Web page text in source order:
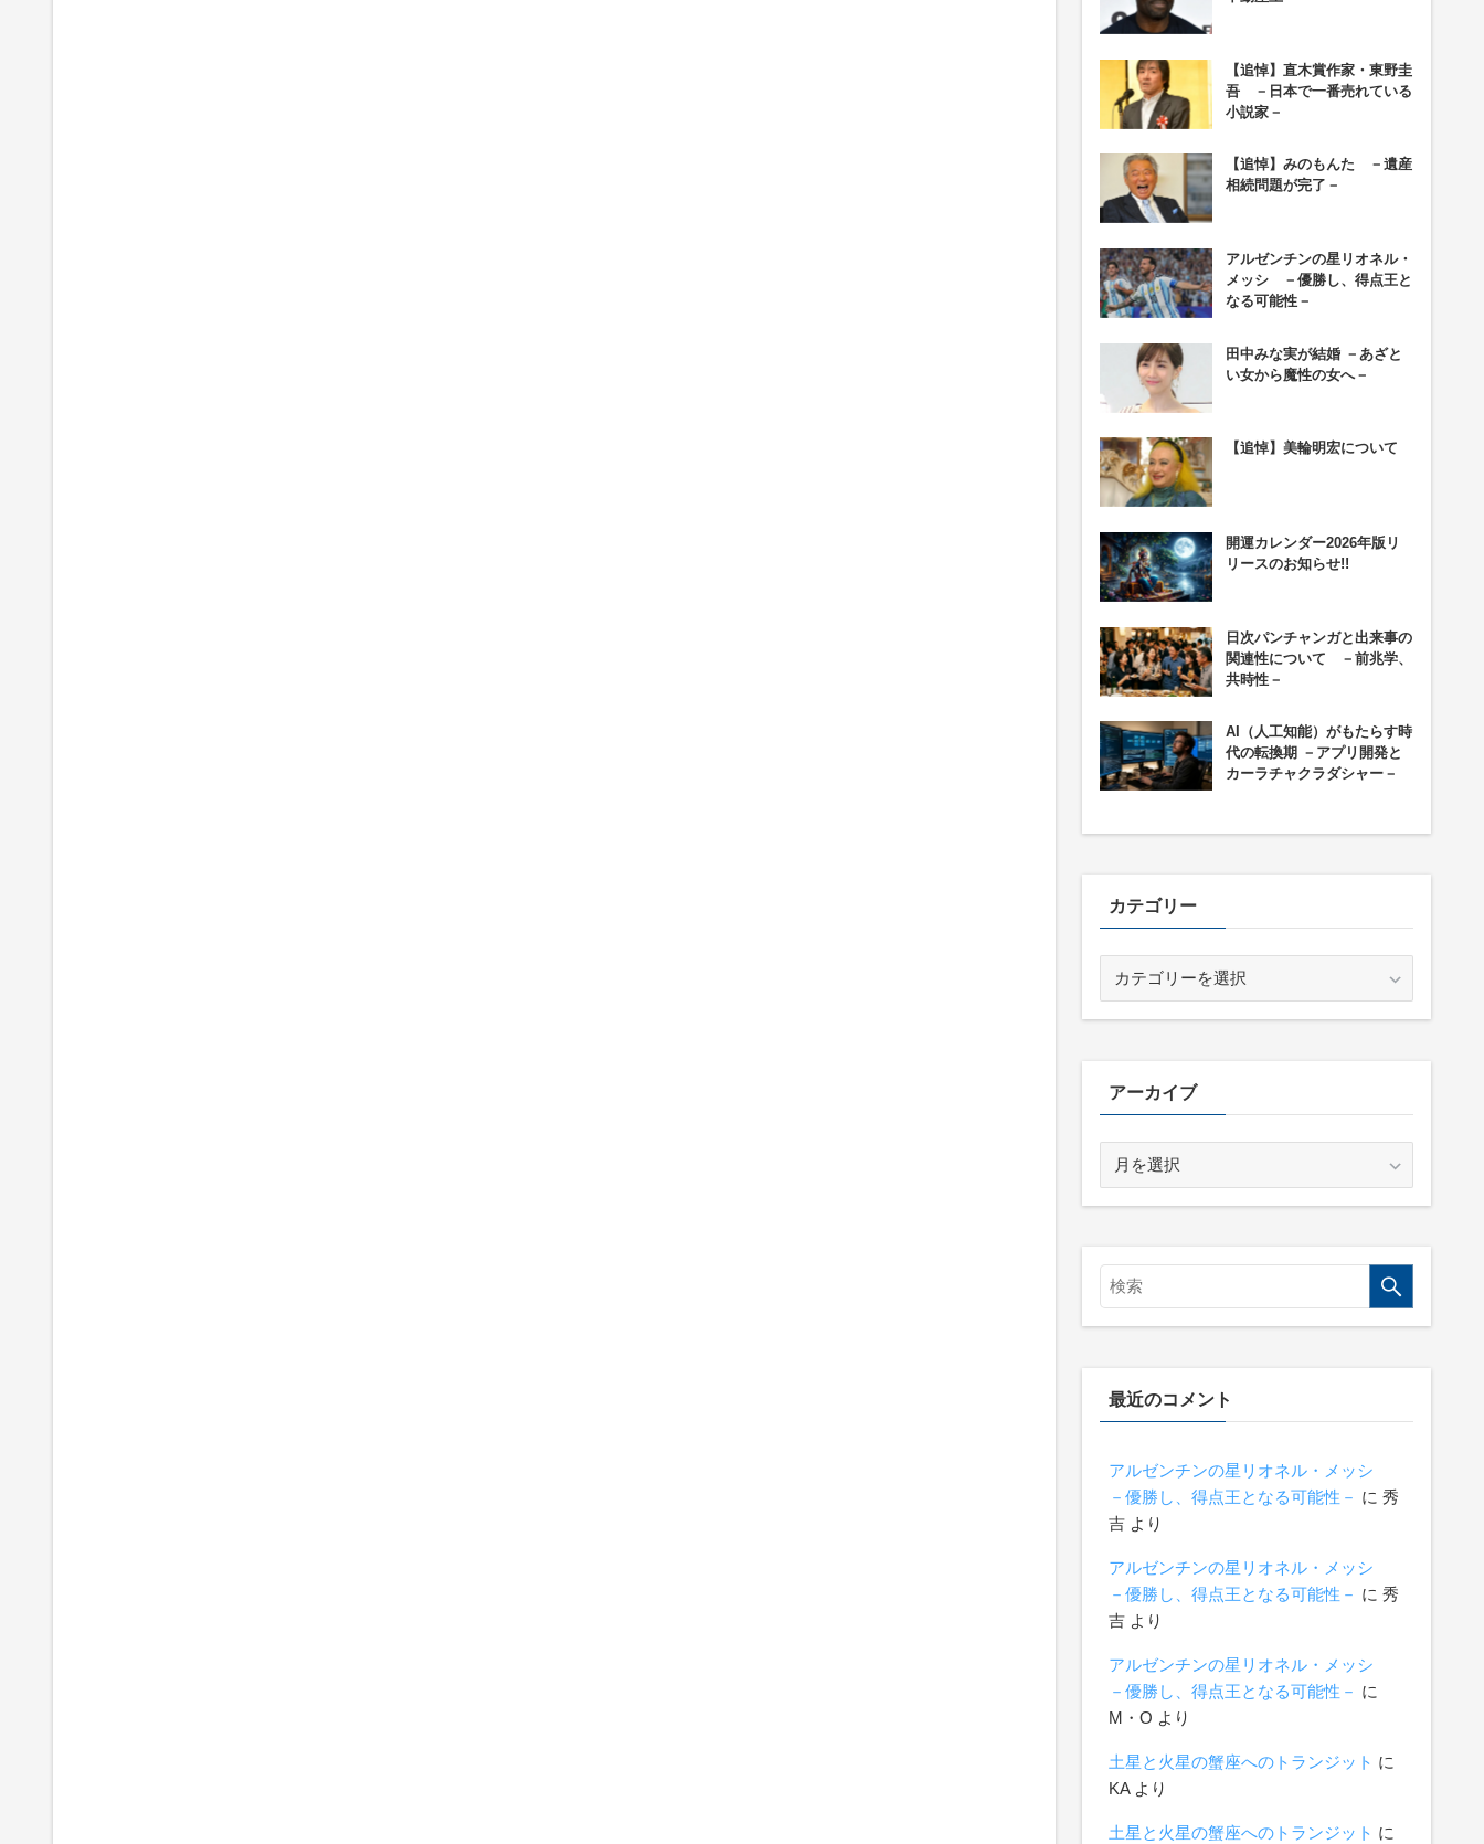
【追悼】直木賞作家・東野圭
吾 －日本で一番売れている
小説家－
【追悼】みのもんた －遺産
相続問題が完了－
アルゼンチンの星リオネル・
メッシ －優勝し、得点王と
なる可能性－
田中みな実が結婚 －あざと
い女から魔性の女へ－
【追悼】美輪明宏について
開運カレンダー2026年版リ
リースのお知らせ!!
日次パンチャンガと出来事の
関連性について －前兆学、
共時性－
AI（人工知能）がもたらす時
代の転換期 －アプリ開発と
カーラチャクラダシャー－
カテゴリー
ゴ
アーカイブ
カ
最近のコメント
アルゼンチンの星リオネル・メッシ
－優勝し、得点王となる可能性－ に 秀
吉 より
アルゼンチンの星リオネル・メッシ
－優勝し、得点王となる可能性－ に 秀
吉 より
アルゼンチンの星リオネル・メッシ
－優勝し、得点王となる可能性－ に
М・О より
土星と火星の蟹座へのトランジット に
KAより
土星と火星の蟹座へのトランジット に